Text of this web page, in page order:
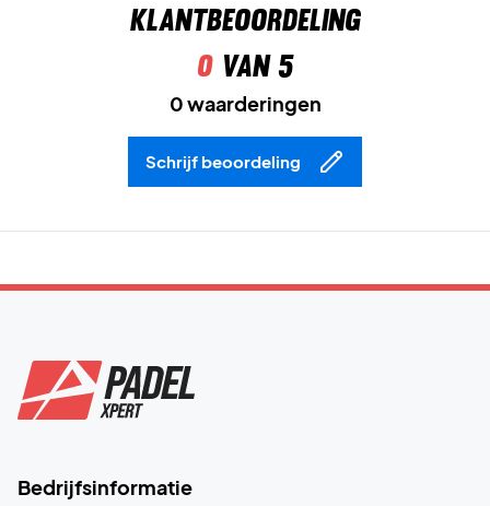
Klantbeoordeling
0van 5
0 waarderingen
Schrijf beoordeling
Bedrijfsinformatie